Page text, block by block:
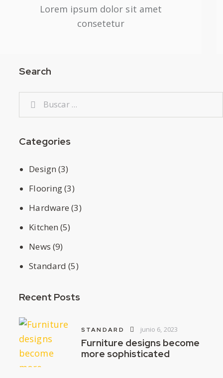
Lorem ipsum dolor sit amet
consetetur
Search
Categories
Design (3)
Flooring(3)
Hardware (3)
Kitchen (5)
News (9)
Standard (5)
Recent Posts
STANDARD junio 6, 2023
Furniture designs become
more sophisticated